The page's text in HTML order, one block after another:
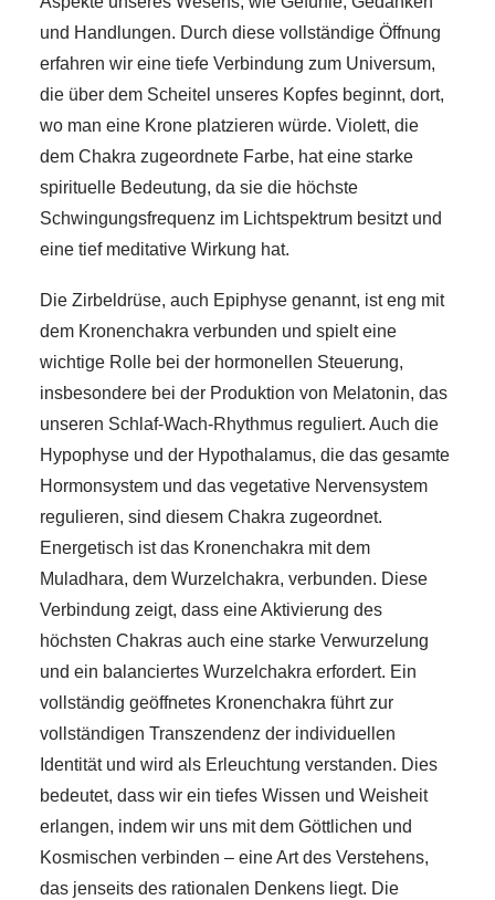
und Handlungen. Durch diese vollständige Öffnung
erfahren wir eine tiefe Verbindung zum Universum,
die über dem Scheitel unseres Kopfes beginnt, dort,
wo man eine Krone platzieren würde. Violett, die
dem Chakra zugeordnete Farbe, hat eine starke
spirituelle Bedeutung, da sie die höchste
Schwingungsfrequenz im Lichtspektrum besitzt und
eine tief meditative Wirkung hat.
Die Zirbeldrüse, auch Epiphyse genannt, ist eng mit
dem Kronenchakra verbunden und spielt eine
wichtige Rolle bei der hormonellen Steuerung,
insbesondere bei der Produktion von Melatonin, das
unseren Schlaf-Wach-Rhythmus reguliert. Auch die
Hypophyse und der Hypothalamus, die das gesamte
Hormonsystem und das vegetative Nervensystem
regulieren, sind diesem Chakra zugeordnet.
Energetisch ist das Kronenchakra mit dem
Muladhara, dem Wurzelchakra, verbunden. Diese
Verbindung zeigt, dass eine Aktivierung des
höchsten Chakras auch eine starke Verwurzelung
und ein balanciertes Wurzelchakra erfordert. Ein
vollständig geöffnetes Kronenchakra führt zur
vollständigen Transzendenz der individuellen
Identität und wird als Erleuchtung verstanden. Dies
bedeutet, dass wir ein tiefes Wissen und Weisheit
erlangen, indem wir uns mit dem Göttlichen und
Kosmischen verbinden – eine Art des Verstehens,
das jenseits des rationalen Denkens liegt. Die